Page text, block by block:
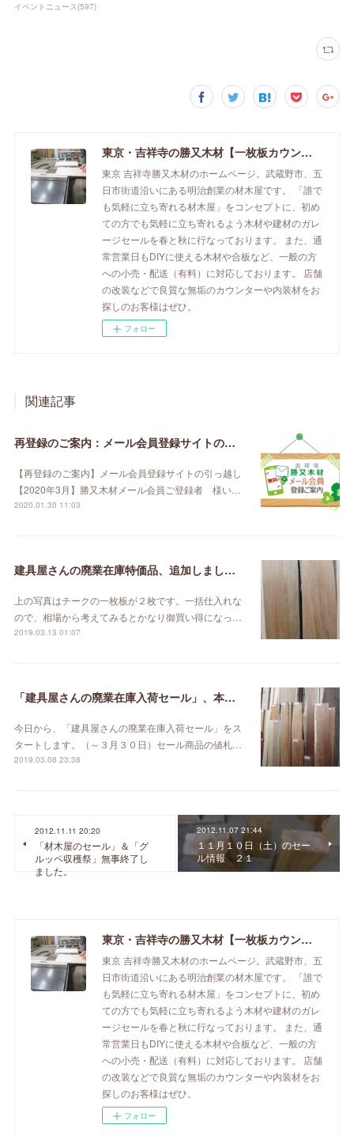
イベントニュース(597)
東京・吉祥寺の勝又木材【一枚板カウンター】
東京 吉祥寺勝又木材のホームページ。武蔵野市、五
日市街道沿いにある明治創業の材木屋です。 「誰で
も気軽に立ち寄れる材木屋」をコンセプトに、初め
ての方でも気軽に立ち寄れるよう木材や建材のガレ
ージセールを春と秋に行なっております。 また、通
常営業日もDIYに使える木材や合板など、一般の方
への小売・配送（有料）に対応しております。 店舗
の改装などで良質な無垢のカウンターや内装材をお
探しのお客様はぜひ。
フォロー
関連記事
再登録のご案内：メール会員登録サイトの引っ越し【2020年3月】
【再登録のご案内】メール会員登録サイトの引っ越し
【2020年3月】勝又木材メール会員ご登録者 様い…
2020.01.30 11:03
建具屋さんの廃業在庫特価品、追加しました。
上の写真はチークの一枚板が２枚です。一括仕入れな
ので、相場から考えてみるとかなり御買い得になっ…
2019.03.13 01:07
「建具屋さんの廃業在庫入荷セール」、本日スタート！
今日から、「建具屋さんの廃業在庫入荷セール」をス
タートします。（～３月３０日）セール商品の値札…
2019.03.08 23:38
2012.11.11 20:20
「材木屋のセール」＆「グ
ルッペ収穫祭」無事終了し
ました。
2012.11.07 21:44
１１月１０日（土）のセー
ル情報 ２１
東京・吉祥寺の勝又木材【一枚板カウンター】
東京 吉祥寺勝又木材のホームページ。武蔵野市、五
日市街道沿いにある明治創業の材木屋です。 「誰で
も気軽に立ち寄れる材木屋」をコンセプトに、初め
ての方でも気軽に立ち寄れるよう木材や建材のガレ
ージセールを春と秋に行なっております。 また、通
常営業日もDIYに使える木材や合板など、一般の方
への小売・配送（有料）に対応しております。 店舗
の改装などで良質な無垢のカウンターや内装材をお
探しのお客様はぜひ。
フォロー